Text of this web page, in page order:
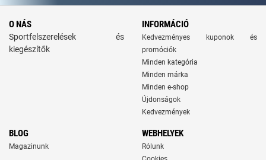
O NÁS
Sportfelszerelések és
kiegészítők
INFORMÁCIÓ
Kedvezményes kuponok és
promóciók
Minden kategória
Minden márka
Minden e-shop
Újdonságok
Kedvezmények
BLOG
Magazinunk
WEBHELYEK
Rólunk